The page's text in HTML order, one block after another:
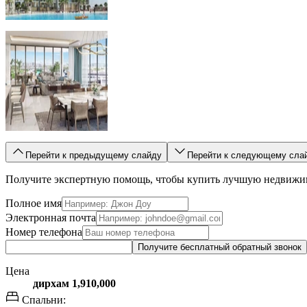
Перейти к предыдущему слайду Перейти к следующему
Получите экспертную помощь, чтобы купить лучшую
Полное имя
Электронная почта
Номер телефона
Получите бесплатный обратный звонок
Цена
дирхам 1,910,000
Спальни: